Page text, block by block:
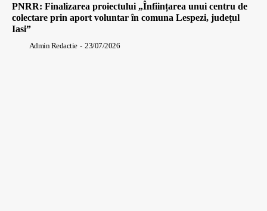
PNRR: Finalizarea proiectului „Înființarea unui centru de
colectare prin aport voluntar în comuna Lespezi, județul
Iasi”
Admin Redactie - 23/07/2026